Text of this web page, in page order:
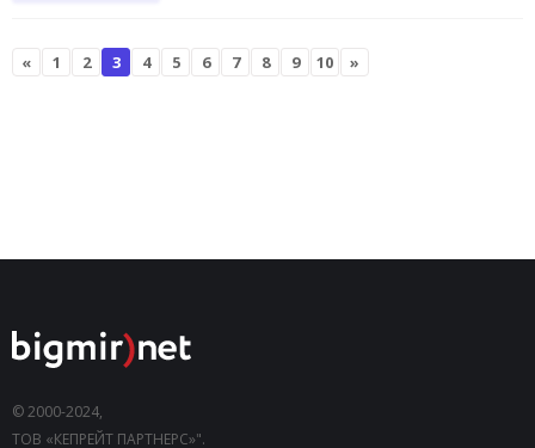
« 1 2 3 4 5 6 7 8 9 10 »
© 2000-2024,
ТОВ «КЕПРЕЙТ ПАРТНЕРС»".